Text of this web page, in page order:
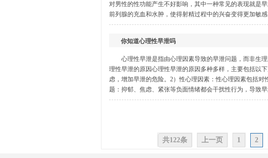
对男性的性功能产生不好影响，其中一种常见的表现就是
前列腺的充血和水肿，使得射精过程中的兴奋变得更加敏
你知道心理性早泄吗
心理性早泄是指由心理因素导致的早泄问题，而非生
理性早泄的原因心理性早泄的原因多种多样，主要包括以
虑，增加早泄的危险。2）性心理因素：性心理因素包括
题：抑郁、焦虑、紧张等负面情绪都会干扰性行为，导致早
共122条 上一页 1 2